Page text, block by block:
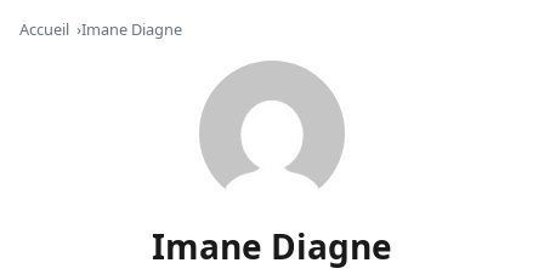
Accueil Imane Diagne
Imane Diagne